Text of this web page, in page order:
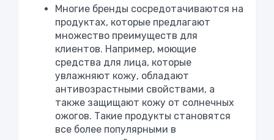
Многие бренды сосредотачиваются на
продуктах, которые предлагают
множество преимуществ для
клиентов. Например, моющие
средства для лица, которые
увлажняют кожу, обладают
антивозрастными свойствами, а
также защищают кожу от солнечных
ожогов. Такие продукты становятся
все более популярными в